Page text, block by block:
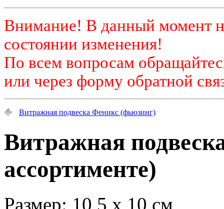
Внимание! В данный момент
состоянии изменения!
По всем вопросам
или через форму обратной
Витражная подвеска Феникс (фьюзинг)
Витражная
ассортименте)
Размер: 10,5 х 10 см